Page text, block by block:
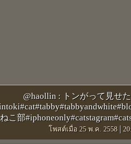
@haollin : トンがって見せ
ねこ部
โพสต์เมื่อ 25 พ.ค. 2558 |